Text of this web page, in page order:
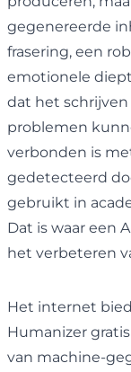
gegenereerde
frasering, een
emotionele
dat het
problemen
verbonden is
gedetecteerd
gebruikt in
Dat is waar een
het verbeteren
Het internet
Humanizer
van machine-